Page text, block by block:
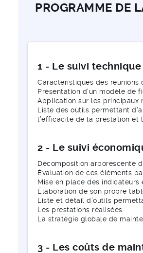
PROGRAMME DE
1 - Le suivi technique
Caractéristiques des réunions
Présentation d’un modèle de
Application sur les principaux
Liste des outils permettant
l’efficacité de la prestation et
2 - Le suivi
Décomposition arborescente
Évaluation de ces éléments
Mise en place des indicateurs
Élaboration de son propre
Liste et détail d’outils
Les prestations réalisées
La stratégie globale de
3 - Les coûts de